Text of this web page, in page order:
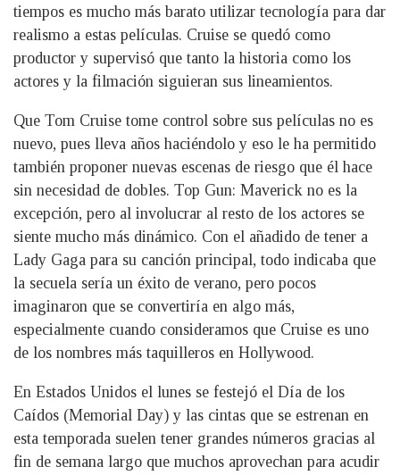
tiempos es mucho más barato utilizar tecnología para dar
realismo a estas películas. Cruise se quedó como
productor y supervisó que tanto la historia como los
actores y la filmación siguieran sus lineamientos.
Que Tom Cruise tome control sobre sus películas no es
nuevo, pues lleva años haciéndolo y eso le ha permitido
también proponer nuevas escenas de riesgo que él hace
sin necesidad de dobles. Top Gun: Maverick no es la
excepción, pero al involucrar al resto de los actores se
siente mucho más dinámico. Con el añadido de tener a
Lady Gaga para su canción principal, todo indicaba que
la secuela sería un éxito de verano, pero pocos
imaginaron que se convertiría en algo más,
especialmente cuando consideramos que Cruise es uno
de los nombres más taquilleros en Hollywood.
En Estados Unidos el lunes se festejó el Día de los
Caídos (Memorial Day) y las cintas que se estrenan en
esta temporada suelen tener grandes números gracias al
fin de semana largo que muchos aprovechan para acudir